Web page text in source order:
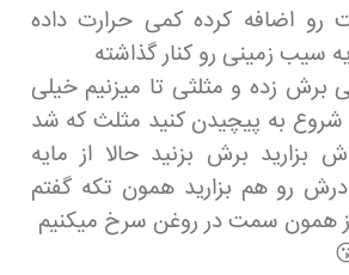
اضافه كرده كمى حرارت داده
سيب زمينى رو كنار گذاشته
برش زده و مثلثى تا ميزنيم خيلى
شروع به پيچيدن كنيد مثلث كه شد
بزاريد برش بزنيد حالا از مايه
رو هم بزاريد همون تكه گفتم
از همون سمت در روغن سرخ ميكنيم